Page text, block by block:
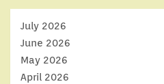
July 2026
June 2026
May 2026
April 2026